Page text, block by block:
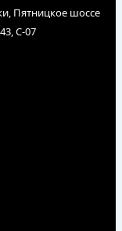
Пятницкое шоссе
С-07